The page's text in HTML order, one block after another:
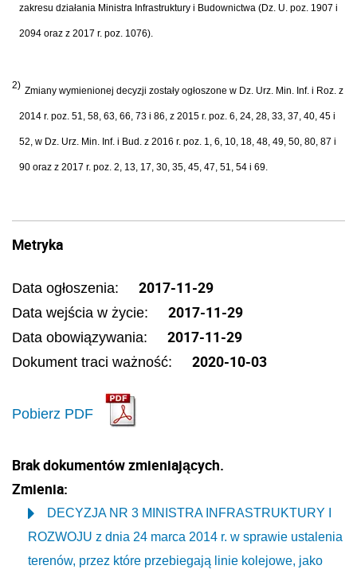
zakresu działania Ministra Infrastruktury i Budownictwa (Dz. U. poz. 1907 i
2094 oraz z 2017 r. poz. 1076).
2) Zmiany wymienionej decyzji zostały ogłoszone w Dz. Urz. Min. Inf. i Roz. z
2014 r. poz. 51, 58, 63, 66, 73 i 86, z 2015 r. poz. 6, 24, 28, 33, 37, 40, 45 i
52, w Dz. Urz. Min. Inf. i Bud. z 2016 r. poz. 1, 6, 10, 18, 48, 49, 50, 80, 87 i
90 oraz z 2017 r. poz. 2, 13, 17, 30, 35, 45, 47, 51, 54 i 69.
Metryka
Data ogłoszenia: 2017-11-29
Data wejścia w życie: 2017-11-29
Data obowiązywania: 2017-11-29
Dokument traci ważność: 2020-10-03
Pobierz PDF
Brak dokumentów zmieniających.
Zmienia:
DECYZJA NR 3 MINISTRA INFRASTRUKTURY I
ROZWOJU z dnia 24 marca 2014 r. w sprawie ustalenia
terenów, przez które przebiegają linie kolejowe, jako